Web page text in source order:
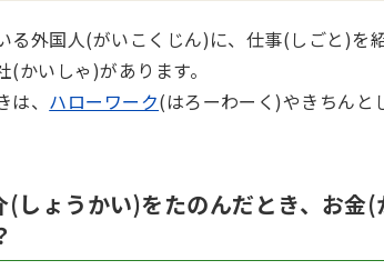
る外国人(がいこくじん)に、仕事(しごと)を
かいしゃ)があります。
、 ハローワーク(はろーわーく)やきちんと
しょうかい)をたのんだとき、お金